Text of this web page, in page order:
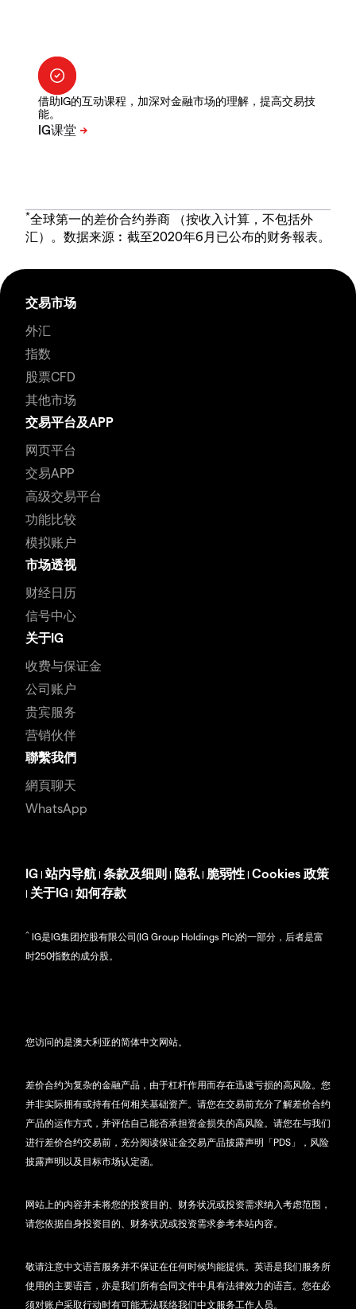
借助IG的互动课程，加深对金融市场的理解，提高交易技
能。
*全球第一的差价合约券商 （按收入计算，不包括外
汇）。数据来源︰截至2020年6月已公布的财务報表。
交易市场
外汇
指数
股票CFD
其他市场
交易平台及APP
网页平台
交易APP
高级交易平台
功能比较
模拟账户
市场透视
财经日历
信号中心
关于IG
收费与保证金
公司账户
贵宾服务
营销伙伴
聯繫我們
網頁聊天
WhatsApp
IG |站内导航 | 条款及细则 | 隐私 | 脆弱性 | Cookies 政策
| 关于IG | 如何存款
^ IG是IG集团控股有限公司(IG Group Holdings Plc)的一部分，后者是富
时250指数的成分股。
您访问的是澳大利亚的简体中文网站。
差价合约为复杂的金融产品，由于杠杆作用而存在迅速亏损的高风险。您
并非实际拥有或持有任何相关基础资产。请您在交易前充分了解差价合约
产品的运作方式，并评估自己能否承担资金损失的高风险。请您在与我们
进行差价合约交易前，充分阅读保证金交易产品披露声明「PDS」，风险
披露声明以及目标市场认定函。
网站上的内容并未将您的投资目的、财务状况或投资需求纳入考虑范围，
请您依据自身投资目的、财务状况或投资需求参考本站内容。
敬请注意中文语言服务并不保证在任何时候均能提供。英语是我们服务所
使用的主要语言，亦是我们所有合同文件中具有法律效力的语言。您在必
须对账户采取行动时有可能无法联络我们中文服务工作人员。